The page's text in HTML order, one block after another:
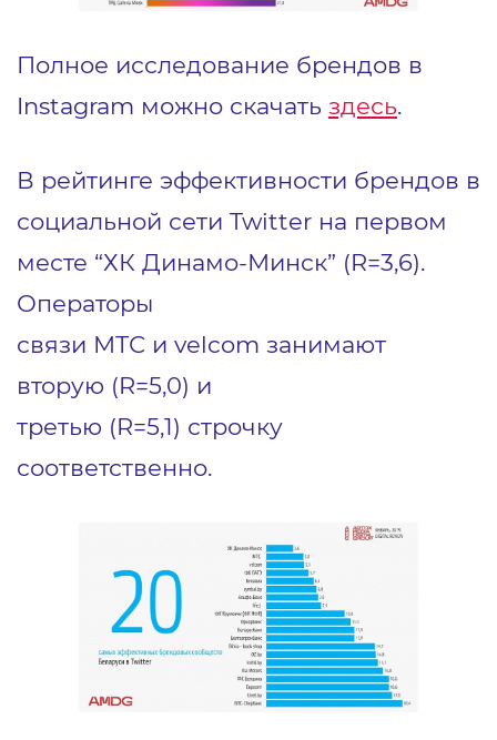
Полное исследование брендов в
Instagram можно скачать здесь.
В рейтинге эффективности брендов в
социальной сети Twitter на первом
месте “ХК Динамо-Минск” (R=3,6).
Операторы
связи МТС и velcom занимают
вторую (R=5,0) и
третью (R=5,1) строчку
соответственно.